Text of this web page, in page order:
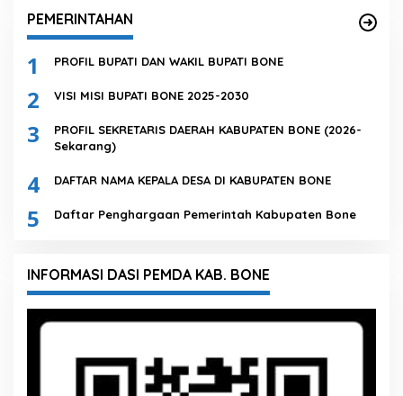
PEMERINTAHAN
1 PROFIL BUPATI DAN WAKIL BUPATI BONE
2 VISI MISI BUPATI BONE 2025-2030
3
PROFIL SEKRETARIS DAERAH KABUPATEN BONE (2026-
Sekarang)
4 DAFTAR NAMA KEPALA DESA DI KABUPATEN BONE
5 Daftar Penghargaan Pemerintah Kabupaten Bone
INFORMASI DASI PEMDA KAB. BONE